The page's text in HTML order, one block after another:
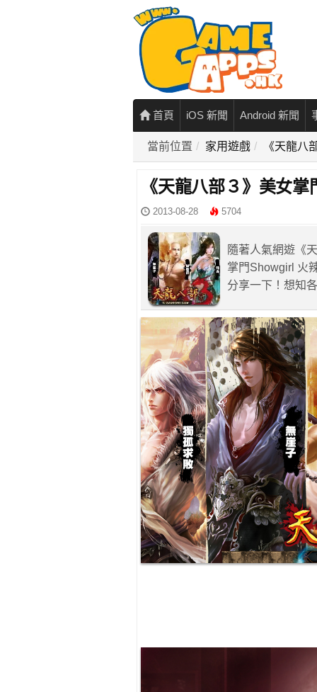
首頁 iOS 新聞 Android 新聞
當前位置 家用遊戲 《天龍八
《天龍八部３》美女掌
2013-08-28 5704
隨著人氣網遊《
掌門Showgirl 火
分享一下！想知